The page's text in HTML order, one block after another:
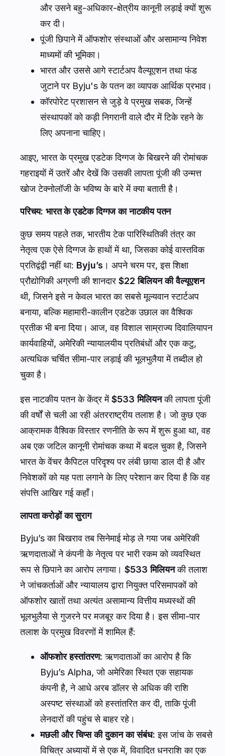
और उसने बहु-अधिकार-क्षेत्रीय कानूनी लड़ाई क्यों शुरू
कर दी।
पूंजी छिपाने में ऑफशोर संस्थाओं और असामान्य निवेश
माध्यमों की भूमिका।
भारत और उससे आगे स्टार्टअप वैल्यूएशन तथा फंड
जुटाने पर Byju's के पतन का व्यापक आर्थिक प्रभाव।
कॉरपोरेट प्रशासन से जुड़े वे प्रमुख सबक, जिन्हें
संस्थापकों को कड़ी निगरानी वाले दौर में टिके रहने के
लिए अपनाना चाहिए।
आइए, भारत के प्रमुख एडटेक दिग्गज के बिखरने की रोमांचक
गहराइयों में उतरें और देखें कि उसकी लापता पूंजी की उन्मत्त
खोज टेक्नोलॉजी के भविष्य के बारे में क्या बताती है।
परिचय: भारत के एडटेक दिग्गज का नाटकीय पतन
कुछ समय पहले तक, भारतीय टेक पारिस्थितिकी तंत्र का
नेतृत्व एक ऐसे दिग्गज के हाथों में था, जिसका कोई वास्तविक
प्रतिद्वंद्वी नहीं था: Byju’s । अपने चरम पर, इस शिक्षा
प्रौद्योगिकी अग्रणी की शानदार $22 बिलियन की वैल्यूएशन
थी, जिसने इसे न केवल भारत का सबसे मूल्यवान स्टार्टअप
बनाया, बल्कि महामारी-कालीन एडटेक उछाल का वैश्विक
प्रतीक भी बना दिया। आज, वह विशाल साम्राज्य दिवालियापन
कार्यवाहियों, अमेरिकी न्यायालयीय प्रतिबंधों और एक कटु,
अत्यधिक चर्चित सीमा-पार लड़ाई की भूलभुलैया में तब्दील हो
चुका है।
इस नाटकीय पतन के केंद्र में$533 मिलियनकी लापता पूंजी
की वर्षों से चली आ रही अंतरराष्ट्रीय तलाश है। जो कुछ एक
आक्रामक वैश्विक विस्तार रणनीति के रूप में शुरू हुआ था, वह
अब एक जटिल कानूनी रोमांचक कथा में बदल चुका है, जिसने
भारत के वेंचर कैपिटल परिदृश्य पर लंबी छाया डाल दी है और
निवेशकों को यह पता लगाने के लिए परेशान कर दिया है कि वह
संपत्ति आखिर गई कहाँ।
लापता करोड़ों का सुराग
Byju’s का बिखराव तब सिनेमाई मोड़ ले गया जब अमेरिकी
ऋणदाताओं ने कंपनी के नेतृत्व पर भारी रकम को व्यवस्थित
रूप से छिपाने का आरोप लगाया। $533 मिलियनकी तलाश
ने जांचकर्ताओं और न्यायालय द्वारा नियुक्त परिसमापकों को
ऑफशोर खातों तथा अत्यंत असामान्य वित्तीय मध्यस्थों की
भूलभुलैया से गुजरने पर मजबूर कर दिया है। इस सीमा-पार
तलाश के प्रमुख विवरणों में शामिल हैं:
ऑफशोर हस्तांतरण: ऋणदाताओं का आरोप है कि
Byju’s Alpha, जो अमेरिका स्थित एक सहायक
कंपनी है, ने आधे अरब डॉलर से अधिक की राशि
अस्पष्ट संस्थाओं को हस्तांतरित कर दी, ताकि पूंजी
लेनदारों की पहुंच से बाहर रहे।
मछली और चिप्स की दुकान का संबंध: इस जांच के सबसे
विचित्र अध्यायों में से एक में, विवादित धनराशि का एक